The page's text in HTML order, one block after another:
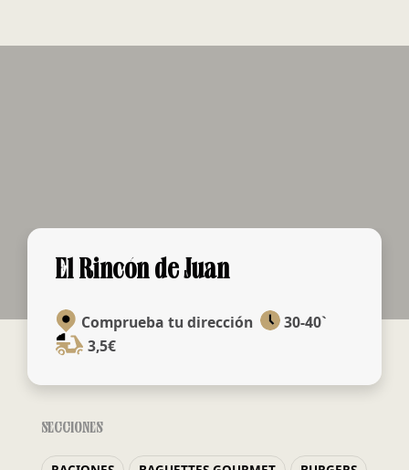
El Rincón de Juan
Comprueba tu dirección
30-40`
3,5€
SECCIONES